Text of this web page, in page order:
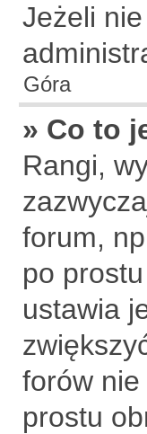
Jeżeli
Góra
» Co to
Rangi,
forum,
po
ustawia
forów
prostu